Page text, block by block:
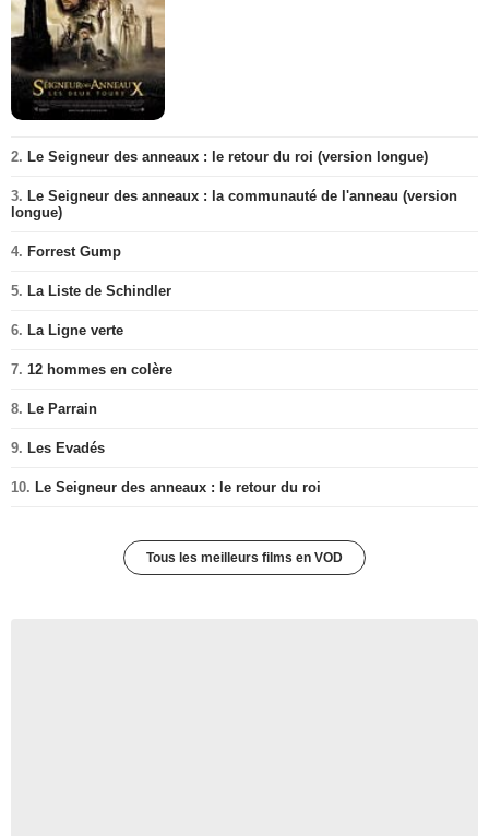
2. Le Seigneur des anneaux : le retour du roi (version longue)
3. Le Seigneur des anneaux : la communauté de l'anneau (version
longue)
4. Forrest Gump
5. La Liste de Schindler
6. La Ligne verte
7. 12 hommes en colère
8. Le Parrain
9. Les Evadés
10. Le Seigneur des anneaux : le retour du roi
Tous les meilleurs films en VOD